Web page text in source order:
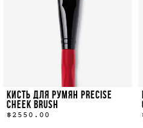
КИСТЬ ДЛЯ РУМЯН PRECISE
CHEEK BRUSH
$2550.00